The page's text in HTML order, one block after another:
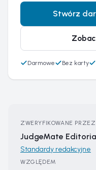
Stwórz
Darmowe Bez karty
ZWERYFIKOWANE PRZEZ
JudgeMate
Standardy redakcyjne
WZGLĘDEM